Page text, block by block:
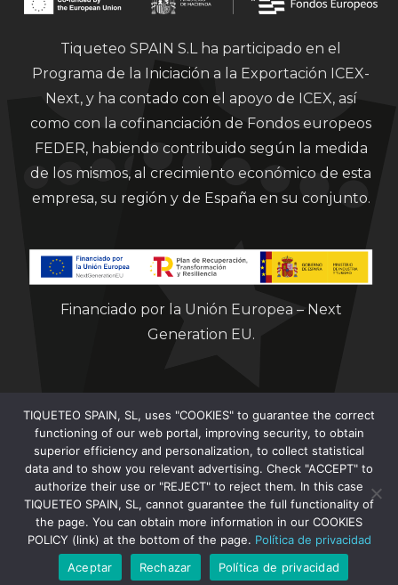
Tiqueteo SPAIN S.L ha participado en el
Programa de la Iniciación a la Exportación ICEX-
Next, y ha contado con el apoyo de ICEX, así
como con la cofinanciación de Fondos europeos
FEDER, habiendo contribuido según la medida
de los mismos, al crecimiento económico de esta
empresa, su región y de España en su conjunto.
Financiado por la Unión Europea – Next
Generation EU.
Clorian 2021
TIQUETEO SPAIN, SL, uses "COOKIES" to guarantee the correct
functioning of our web portal, improving security, to obtain
superior efficiency and personalization, to collect statistical
data and to show you relevant advertising. Check "ACCEPT" to
authorize their use or "REJECT" to reject them. In this case
TIQUETEO SPAIN, SL, cannot guarantee the full functionality of
the page. You can obtain more information in our COOKIES
POLICY (link) at the bottom of the page. Política de privacidad
Aceptar
Rechazar Política de privacidad